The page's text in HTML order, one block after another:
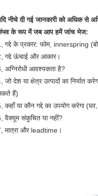
नीचे दी गई जानकारी को अधिक से
के रूप में जब आप हमें जांच भेज:
गद्दे के प्रकार: फोम, innerspring
गद्दे ऊंचाई और आकार।
अग्निरोधी आवश्यकता है?
जो देश या क्षेत्र उत्पादों का
हैं)
कहाँ या कौन गद्दे का उपयोग करेगा
वैक्यूम संकुचित या नहीं?
मात्रा और leadtime।